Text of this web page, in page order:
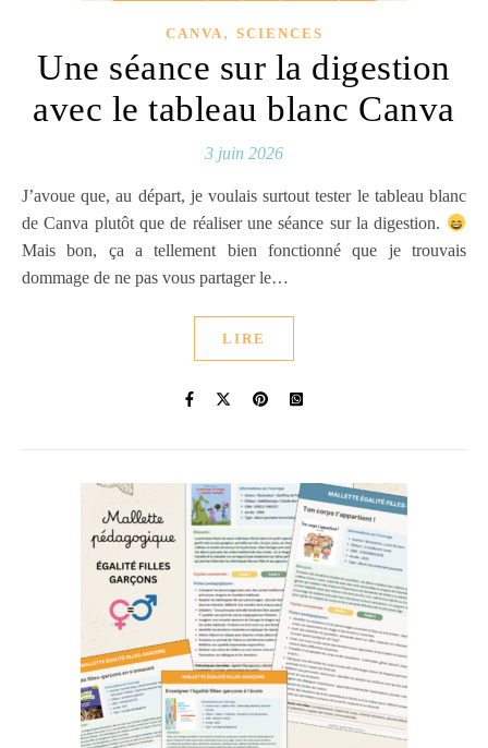
CANVA, SCIENCES
Une séance sur la digestion
avec le tableau blanc Canva
3 juin 2026
J’avoue que, au départ, je voulais surtout tester le tableau blanc
de Canva plutôt que de réaliser une séance sur la digestion.
Mais bon, ça a tellement bien fonctionné que je trouvais
dommage de ne pas vous partager le…
LIRE